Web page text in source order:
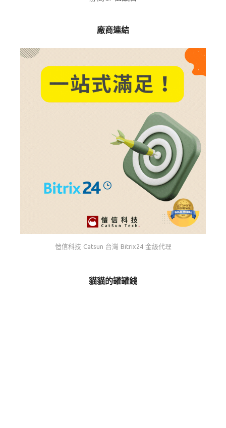
廠商連結
愷信科技 Catsun 台灣 Bitrix24 金級代理
貓貓的罐罐錢